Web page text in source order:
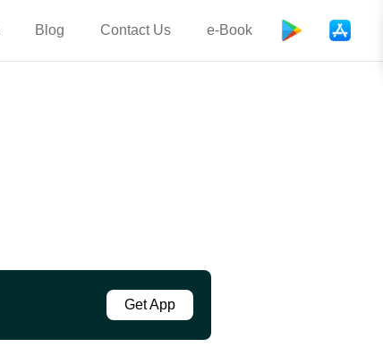
Blog Contact Us e-Book
Get App